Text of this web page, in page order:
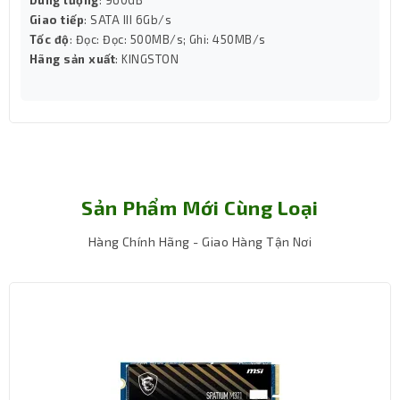
phù hợp với mạng điện ở Việt Nam, nơi thường xảy ra
hiện tượng dao động điện áp. Tính năng này giúp bảo vệ
hệ thống khỏi tình trạng sốc điện, chập cháy linh kiện,
Giao tiếp: SATA III 6Gb/s
Tốc độ: Đọc: Đọc: 500MB/s; Ghi: 450MB/s
Hãng sản xuất: KINGSTON
Sản Phẩm Mới Cùng Loại
Hàng Chính Hãng - Giao Hàng Tận Nơi